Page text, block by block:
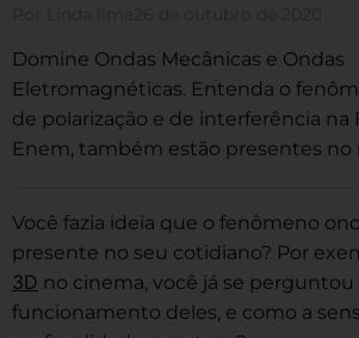
Domine Ondas Mecânicas e Ondas
Eletromagnéticas. Entenda o
de polarização e de interferência na
Enem, também estão presentes no
Você fazia ideia que o fenômeno
presente no seu cotidiano? Por
3D no cinema, você já se perguntou
funcionamento deles, e como a